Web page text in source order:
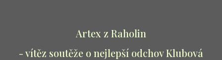
Artex z Raholin
- vítěz soutěže o nejlepší odchov Klubová